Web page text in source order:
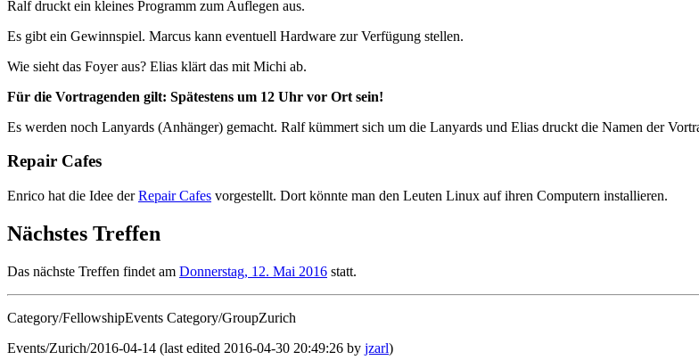
Ralf druckt ein kleines Programm zum Auflegen aus.
Es gibt ein Gewinnspiel. Marcus kann eventuell Hardware zur Verfügung stellen.
Wie sieht das Foyer aus? Elias klärt das mit Michi ab.
Für die Vortragenden gilt: Spätestens um 12 Uhr vor Ort sein!
Es werden noch Lanyards (Anhänger) gemacht. Ralf kümmert sich um die Lanyards und Elias druckt die Namen der
Repair Cafes
Enrico hat die Idee derRepair Cafes vorgestellt. Dort könnte man den Leuten Linux auf ihren Computern installieren.
Nächstes Treffen
Das nächste Treffen findet am Donnerstag, 12. Mai 2016 statt.
Category/FellowshipEvents Category/GroupZurich
Events/Zurich/2016-04-14 (last edited 2016-04-30 20:49:26 by jzarl)